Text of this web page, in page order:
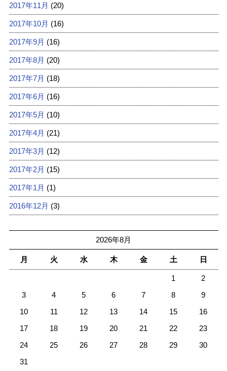
2017年11月 (20)
2017年10月 (16)
2017年9月 (16)
2017年8月 (20)
2017年7月 (18)
2017年6月 (16)
2017年5月 (10)
2017年4月 (21)
2017年3月 (12)
2017年2月 (15)
2017年1月 (1)
2016年12月 (3)
2026年8月
月 火 水 木 金 土 日
1
2
3
4 5 6 7 8
9
10
11 12 13 14 15
16
17
18 19 20 21 22
23
24
25 26 27 28 29
30
31